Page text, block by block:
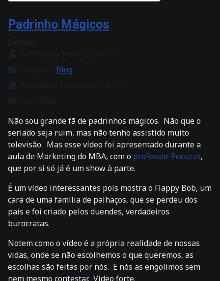
Padrinho Mágicos
Blog
Não sou grande fã de padrinhos mágicos. Não que o
seriado seja ruim, mas não tenho assistido muito
televisão. Mas esse vídeo foi apresentado durante a
aula de Marketing do MBA, com o professor Peruzzo,
que por si só já é um show à parte.
É um vídeo interessantes pois mostra o Flappy Bob, um
cara de uma família de palhaços, que se perdeu dos
pais e foi criado pelos duendes, verdadeiros
burocratas.
Notem como o vídeo é a própria realidade de nossas
vidas, onde se não escolhemos o que queremos, as
escolhas são feitas por nós. E nós as engolimos sem
nem mesmo contestar. Vídeo forte.